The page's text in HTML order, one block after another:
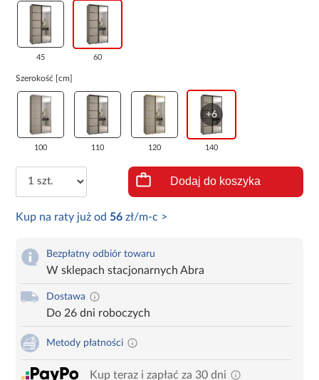
45 60
Szerokość [cm]
100 110 120
+6
140
Dodaj do koszyka
Kup na raty już od 56 zł/m-c >
Bezpłatny odbiór towaru
W sklepach stacjonarnych Abra
Dostawa
Do 26 dni roboczych
Metody płatności
Kup teraz i zapłać za 30 dni